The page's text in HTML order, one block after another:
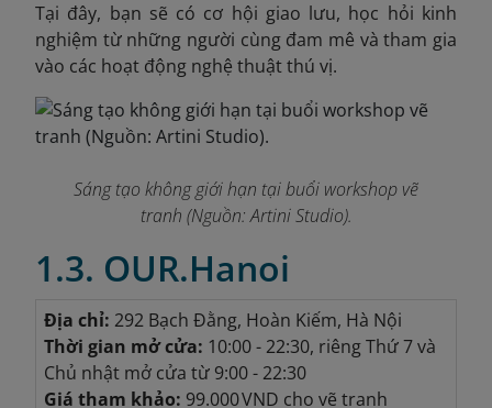
Tại đây, bạn sẽ có cơ hội giao lưu, học hỏi kinh
nghiệm từ những người cùng đam mê và tham gia
vào các hoạt động nghệ thuật thú vị.
Sáng tạo không giới hạn tại buổi workshop vẽ
tranh (Nguồn: Artini Studio).
1.3. OUR.Hanoi
Địa chỉ: 292 Bạch Đằng, Hoàn Kiếm, Hà Nội
Thời gian mở cửa: 10:00 - 22:30, riêng Thứ 7 và
Chủ nhật mở cửa từ 9:00 - 22:30
Giá tham khảo: 99.000 VND cho vẽ tranh